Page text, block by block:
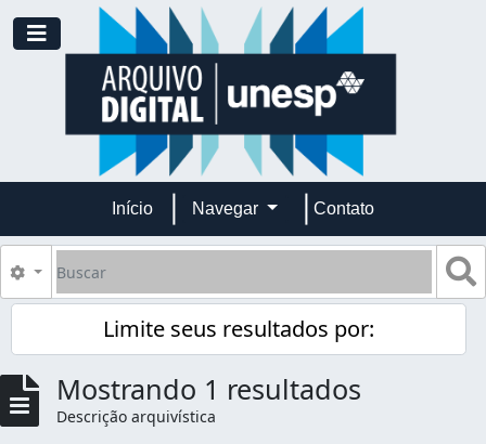
Skip to main content
Toggle navigation
Início Navegar Contato
Buscar
Opções de busca
Limite seus resultados por:
Mostrando 1 resultados
Descrição arquivística